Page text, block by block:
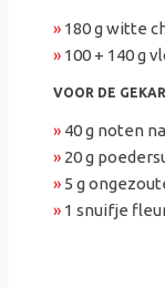
» 180 g witte
» 100 + 140 g
VOOR DE
» 40 g noten
» 20 g
» 5 g
» 1 snuifje